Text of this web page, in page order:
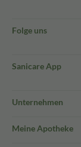
Folge uns
Sanicare App
Unternehmen
Meine Apotheke